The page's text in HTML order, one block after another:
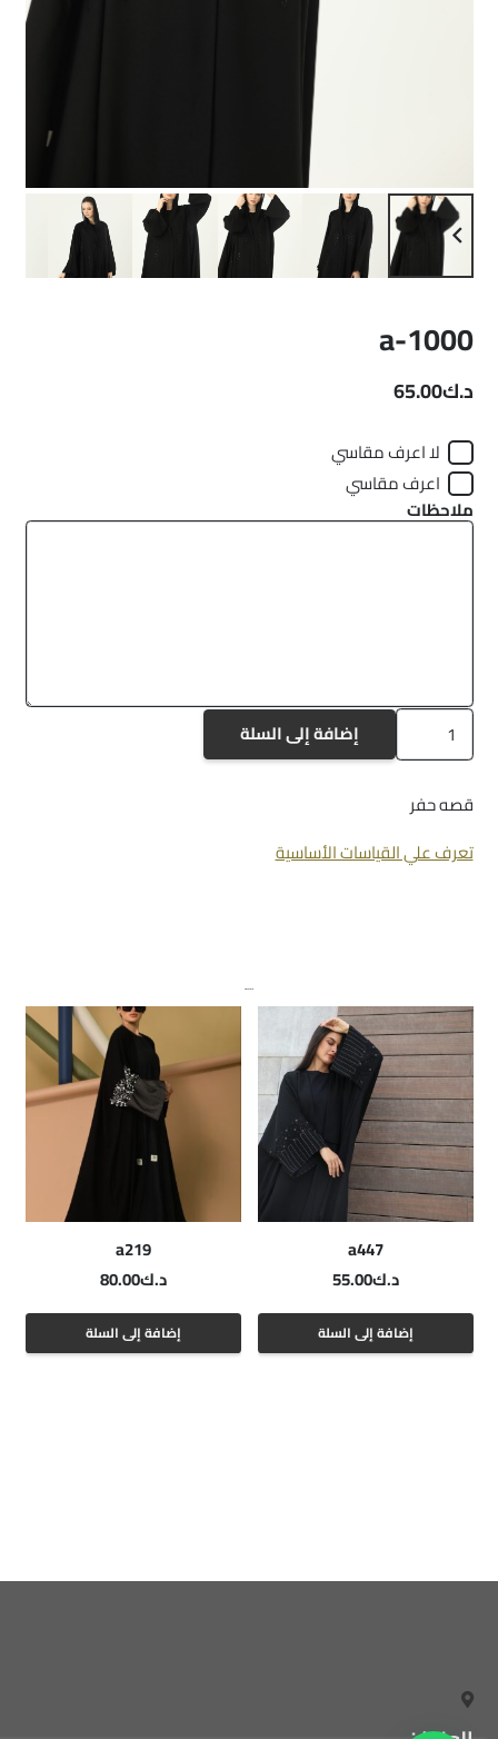
a-1000
د.ك65.00
لا اعرف مقاسي
اعرف مقاسي
ملاحظات
كمية
a-
إضافة إلى السلة
قصه حفر
تعرف علي القياسات الأساسية
منتجات ذات صلة
a447
د.ك55.00
إضافة إلى السلة
a219
د.ك80.00
إضافة إلى السلة